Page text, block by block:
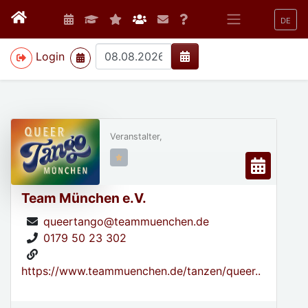
DE
Login
>
Team München e.V.
queertango@teammuenchen.de
0179 50 23 302
https://www.teammuenchen.de/tanzen/queer..
Veranstalter,